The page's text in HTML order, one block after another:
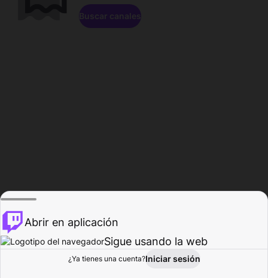
Explorar Actividad
Buscar canales
Abrir en aplicación
Sigue usando la web
¿Ya tienes una cuenta?Iniciar sesión